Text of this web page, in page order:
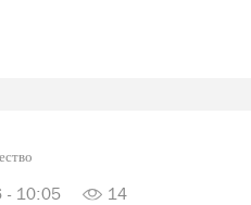
- 10:05 14